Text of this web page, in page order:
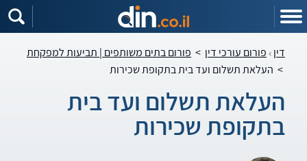
דין פורום עורכי דין > פורום בתים משותפים | תביעות למפקחת
> העלאת תשלום ועד בית בתקופת שכירות
העלאת תשלום ועד בית
בתקופת שכירות